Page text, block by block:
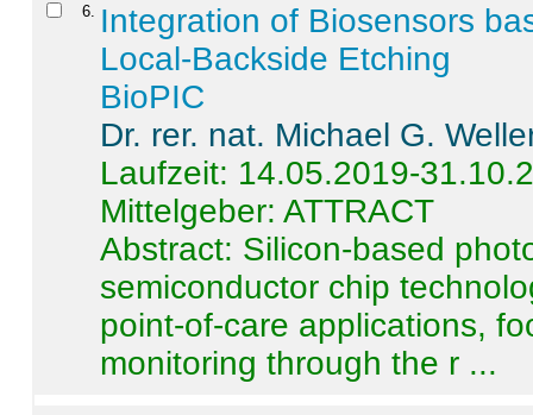
6
Integration of Biosensors
Local-Backside Etching
BioPIC
Dr. rer. nat. Michael G.
Laufzeit: 14.05.2019-
Mittelgeber: ATTRACT
Abstract: Silicon-based
semiconductor chip
point-of-care applications,
monitoring through the r ...